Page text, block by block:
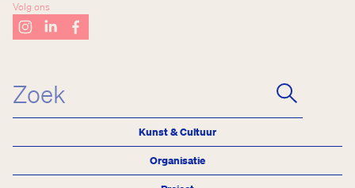
Volg ons
Kunst & Cultuur
Organisatie